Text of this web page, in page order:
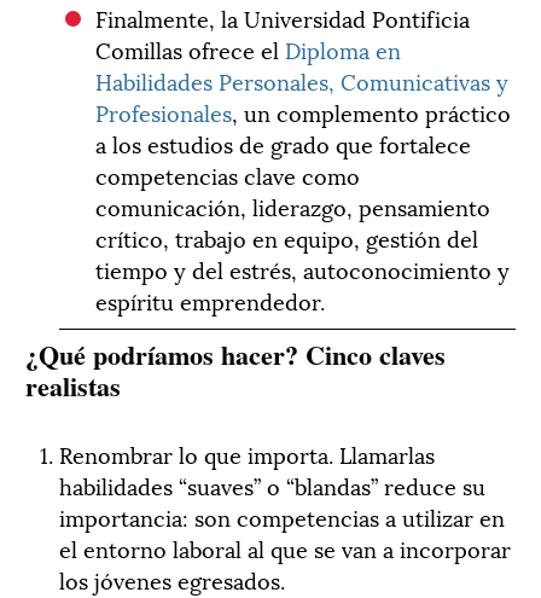
Finalmente, la Universidad Pontificia
Comillas ofrece el Diploma en
Habilidades Personales, Comunicativas y
Profesionales, un complemento práctico
a los estudios de grado que fortalece
competencias clave como
comunicación, liderazgo, pensamiento
crítico, trabajo en equipo, gestión del
tiempo y del estrés, autoconocimiento y
espíritu emprendedor.
¿Qué podríamos hacer? Cinco claves
realistas
Renombrar lo que importa. Llamarlas
habilidades “suaves” o “blandas” reduce su
importancia: son competencias a utilizar en
el entorno laboral al que se van a incorporar
los jóvenes egresados.